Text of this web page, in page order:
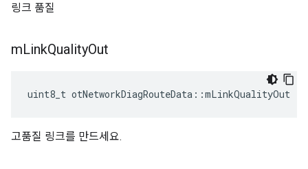
링크 품질
mLinkQualityOut
uint8_t otNetworkDiagRouteData ::mLinkQualityOut
고품질 링크를 만드세요.